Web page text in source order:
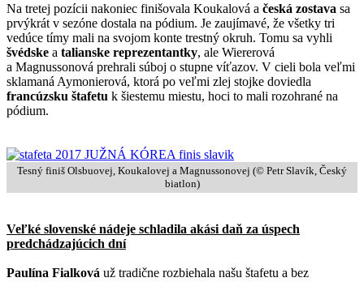
Na tretej pozícii nakoniec finišovala Koukalová a česká zostava sa
prvýkrát v sezóne dostala na pódium. Je zaujímavé, že všetky tri
vedúce tímy mali na svojom konte trestný okruh. Tomu sa vyhli
švédske a talianske reprezentantky, ale Wiererová
a Magnussonová prehrali súboj o stupne víťazov. V cieli bola veľmi
sklamaná Aymonierová, ktorá po veľmi zlej stojke doviedla
francúzsku štafetu k šiestemu miestu, hoci to mali rozohrané na
pódium.
Tesný finiš Olsbuovej, Koukalovej a Magnussonovej (© Petr Slavík, Český
biatlon)
Veľké slovenské nádeje schladila akási daň za úspech
predchádzajúcich dní
Paulína Fialková už tradične rozbiehala našu štafetu a bez